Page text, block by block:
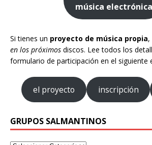
música electrónica
Si tienes un proyecto de música propia,
en los próximos discos. Lee todos los
formulario de participación en el siguiente
el proyecto inscripción
GRUPOS SALMANTINOS